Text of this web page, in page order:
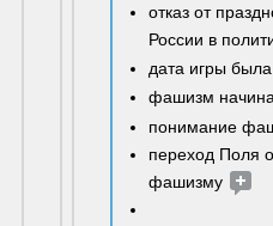
отказ от
России в
дата игры
фашизм
понимание
переход Поля
фашизму